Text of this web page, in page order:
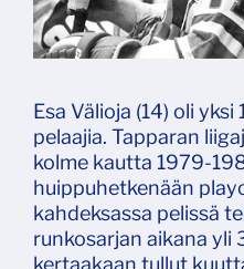
Esa Välioja (14) oli
pelaajia. Tapparan
kolme kautta 1979-
huippuhetkenään
kahdeksassa pelissä
runkosarjan aikana yli